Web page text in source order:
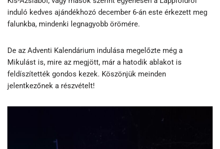
induló kedves ajándékhozó december 6-án este érkezett meg
falunkba, mindenki legnagyobb örömére.
De az Adventi Kalendárium indulása megelőzte még a
Mikulást is, mire az megjött, már a hatodik ablakot is
feldíszítették gondos kezek. Köszönjük meinden
jelentkezőnek a részvételt!